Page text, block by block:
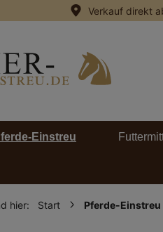
springenVerkauf direkt
Einstreu
hier: Start Pferde-Einstreu